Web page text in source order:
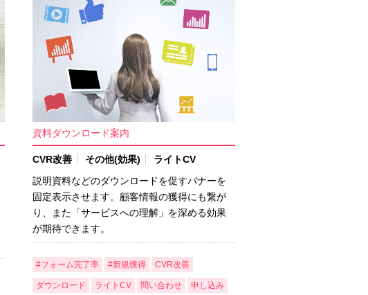
資料ダウンロード案内
CVR改善 その他(効果)
ライトCV
説明資料などのダウンロードを促すバナーを
固定表示させます。顧客情報の獲得にも繋が
り、また「サービスへの理解」を深める効果
が期待できます。
#フォーム完了率 #新規獲得 CVR改善
ダウンロード ライトCV 問い合わせ 申し込み